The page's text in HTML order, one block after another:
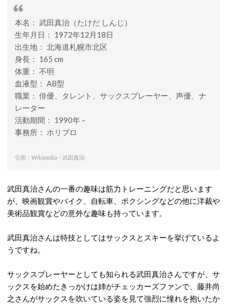
本名： 武田真治（たけだ しんじ）
生年月日： 1972年12月18日
出生地： 北海道札幌市北区
身長： 165 cm
体重： 不明
血液型： AB型
職業： 俳優、タレント、サックスプレーヤー、声優、ナ
レーター
活動期間： 1990年 –
事務所： ホリプロ
引用：Wikipedia – 武田真治
武田真治さんの一番の趣味は筋力トレーニングだと思います
が、映画観賞やバイク、自転車、ボクシングなどの他に洋裁や
美術品観賞などの意外な趣味も持っています。
武田真治さんは特技としてはサックスとスキーを挙げているよ
うですね。
サックスプレーヤーとしても知られる武田真治さんですが、サ
ックスを始めたきっかけは姉がチェッカーズファンで、藤井尚
之さんがサックスを吹いている姿を見て強烈に憧れを抱いたか